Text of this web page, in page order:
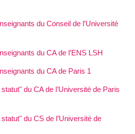
du Conseil de l’Université
du CA de l’ENS LSH
du CA de Paris 1
du CA de l’Université de Paris
du CS de l’Université de